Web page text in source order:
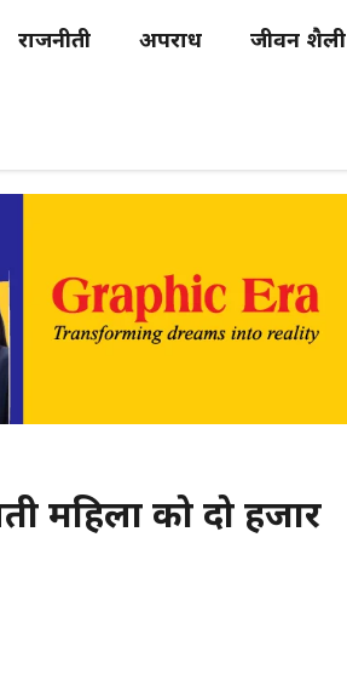
राजनीती अपराध जीवन शैली
महिला को दो हजार